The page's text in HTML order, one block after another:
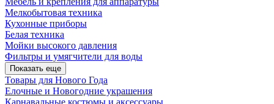
Мелкобытовая техника
Кухонные приборы
Белая техника
Мойки высокого давления
Фильтры и умягчители для воды
Показать еще
Товары для Нового Года
Елочные и Новогодние украшения
Карнавальные костюмы и аксессуары